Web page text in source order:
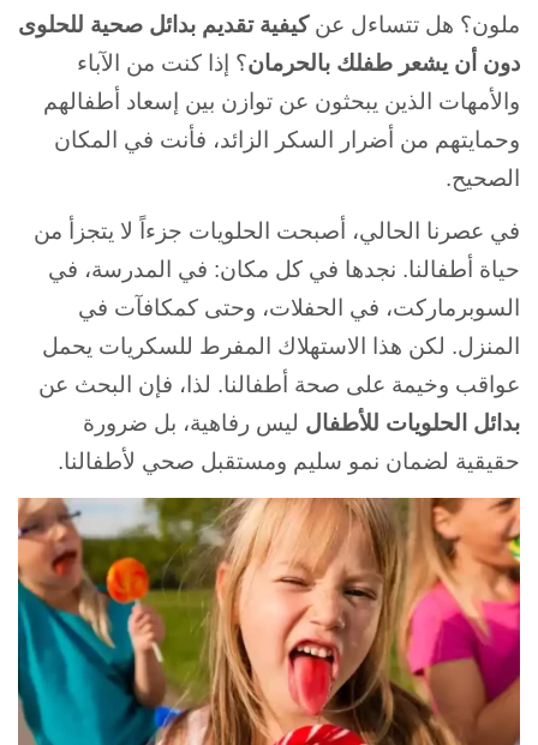
ملون؟ هل تتساءل عنكيفية تقديم بدائل صحية للحلوى
دون أن يشعر طفلك بالحرمان؟ إذا كنت من الآباء
والأمهات الذين يبحثون عن توازن بين إسعاد أطفالهم
وحمايتهم من أضرار السكر الزائد، فأنت في المكان
الصحيح.
في عصرنا الحالي، أصبحت الحلويات جزءاً لا يتجزأ من
حياة أطفالنا. نجدها في كل مكان: في المدرسة، في
السوبرماركت، في الحفلات، وحتى كمكافآت في
المنزل. لكن هذا الاستهلاك المفرط للسكريات يحمل
عواقب وخيمة على صحة أطفالنا. لذا، فإن البحث عن
بدائل الحلويات للأطفال ليس رفاهية، بل ضرورة
حقيقية لضمان نمو سليم ومستقبل صحي لأطفالنا.